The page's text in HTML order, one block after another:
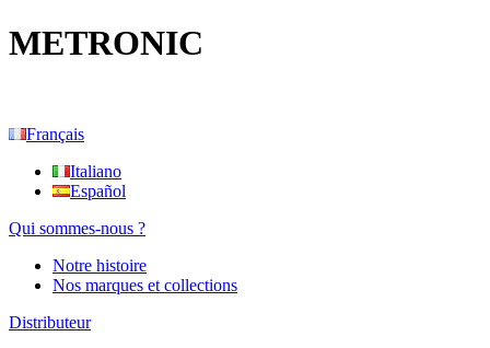
METRONIC
Français
Italiano
Español
Qui sommes-nous ?
Notre histoire
Nos marques et collections
Distributeur